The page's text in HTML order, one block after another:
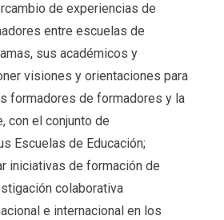
de experiencias de
entre escuelas de
sus académicos y
visiones y orientaciones para
formadores de formadores y la
con el conjunto de
Escuelas de Educación;
iniciativas de formación de
colaborativa
e internacional en los